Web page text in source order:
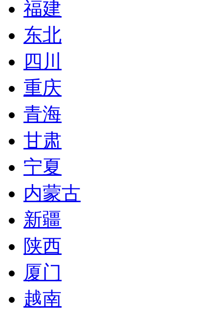
福建
东北
四川
重庆
青海
甘肃
宁夏
内蒙古
新疆
陕西
厦门
越南